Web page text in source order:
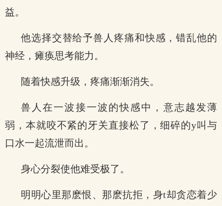
益。
他选择交替给予兽人疼痛和快感，错乱他的
神经，瘫痪思考能力。
随着快感升级，疼痛渐渐消失。
兽人在一波接一波的快感中，意志越发薄
弱，本就咬不紧的牙关直接松了，细碎的y叫与
口水一起流泄而出。
身心分裂使他难受极了。
明明心里那麽恨、那麽抗拒，身t却贪恋着少